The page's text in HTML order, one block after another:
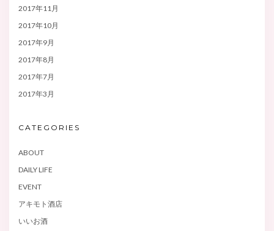
2017年11月
2017年10月
2017年9月
2017年8月
2017年7月
2017年3月
CATEGORIES
ABOUT
DAILY LIFE
EVENT
アキモト酒店
いいお酒